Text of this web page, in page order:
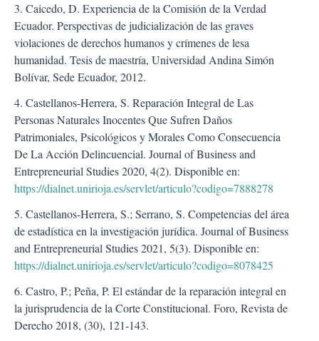
3. Caicedo, D. Experiencia de la Comisión de la Verdad
Ecuador. Perspectivas de judicialización de las graves
violaciones de derechos humanos y crímenes de lesa
humanidad. Tesis de maestría, Universidad Andina Simón
Bolívar, Sede Ecuador, 2012.
4. Castellanos-Herrera, S. Reparación Integral de Las
Personas Naturales Inocentes Que Sufren Daños
Patrimoniales, Psicológicos y Morales Como Consecuencia
De La Acción Delincuencial. Journal of Business and
Entrepreneurial Studies 2020, 4(2). Disponible en:
https://dialnet.unirioja.es/servlet/articulo?codigo=7888278
5. Castellanos-Herrera, S.; Serrano, S. Competencias del área
de estadística en la investigación jurídica. Journal of Business
and Entrepreneurial Studies 2021, 5(3). Disponible en:
https://dialnet.unirioja.es/servlet/articulo?codigo=8078425
6. Castro, P.; Peña, P. El estándar de la reparación integral en
la jurisprudencia de la Corte Constitucional. Foro, Revista de
Derecho 2018, (30), 121-143.